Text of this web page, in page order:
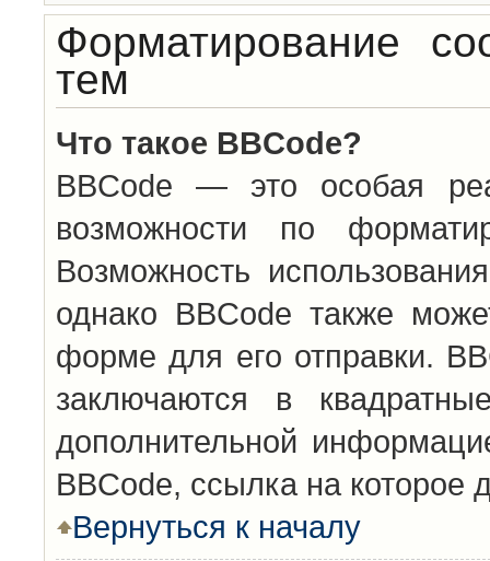
Форматирование
тем
Что такое BBCode?
BBCode — это особая
возможности по
Возможность
однако BBCode также
форме для его отправки.
заключаются в
дополнительной
BBCode, ссылка на
Вернуться к началу